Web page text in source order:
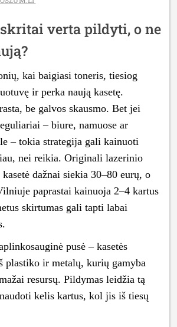
verta pildyti, o ne
kai baigiasi toneris, tiesiog
ir perka naują kasetę.
be galvos skausmo. Bet jei
– biure, namuose ar
– tokia strategija gali kainuoti
nei reikia. Originali lazerinio
dažnai siekia 30–80 eurų, o
paprastai kainuoja 2–4 kartus
skirtumas gali tapti labai
pusė – kasetės
plastiko ir metalų, kurių gamyba
resursų. Pildymas leidžia tą
kelis kartus, kol jis iš tiesų